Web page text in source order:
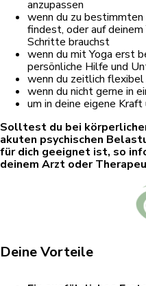
anzupassen
wenn du zu bestimmten
findest, oder auf
Schritte brauchst
wenn du mit Yoga erst
persönliche Hilfe und
wenn du zeitlich
wenn du nicht gerne in
um in deine eigene
Solltest du bei
akuten psychischen
für dich geeignet ist, so
deinem Arzt oder
Deine Vorteile